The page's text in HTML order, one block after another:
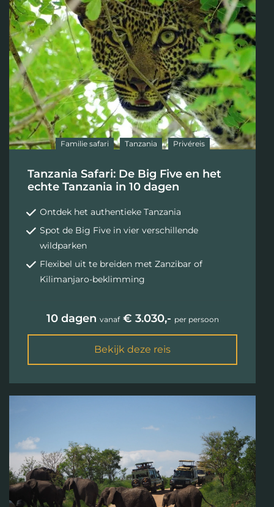
Familie safari Tanzania Privéreis
Tanzania Safari: De Big Five en het
echte Tanzania in 10 dagen
Ontdek het authentieke Tanzania
Spot de Big Five in vier verschillende
wildparken
Flexibel uit te breiden met Zanzibar of
Kilimanjaro-beklimming
10 dagen vanaf€ 3.030,- per persoon
Bekijk deze reis